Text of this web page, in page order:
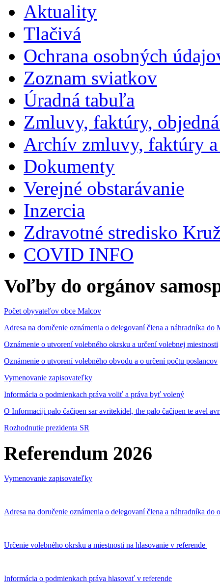
Aktuality
Tlačivá
Ochrana osobných
Zoznam sviatkov
Úradná tabuľa
Zmluvy, faktúry,
Archív zmluvy, faktúry
Dokumenty
Verejné obstarávanie
Inzercia
Zdravotné stredisko
COVID INFO
Voľby do orgánov
Počet obyvateľov obce Malcov
Adresa na doručenie oznámenia o delegovaní člena a náhradníka
Oznámenie o utvorení volebného okrsku a určení volebnej miestnosti
Oznámenie o utvorení volebného obvodu a o určení počtu poslancov
Vymenovanie zapisovateľky
Informácia o podmienkach práva voliť a práva byť volený
O Informaciji palo čačipen sar avritekidel, the palo čačipen te avel
Rozhodnutie prezidenta SR
Referendum 2026
Vymenovanie zapisovateľky
Adresa na doručenie oznámenia o delegovaní člena a náhradníka
Určenie volebného okrsku a miestnosti na hlasovanie v referende
Informácia o podmienkach práva hlasovať v referende